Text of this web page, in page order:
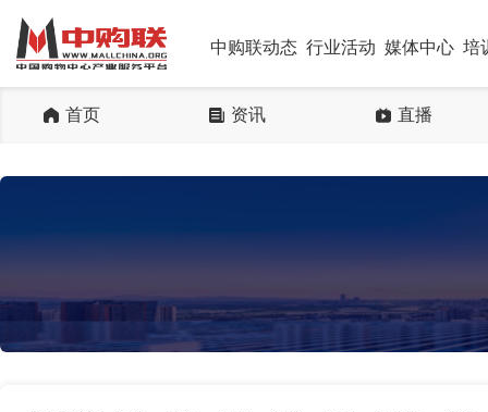
中购联动态 行业活动 媒体中心 培
首页 资讯 直播